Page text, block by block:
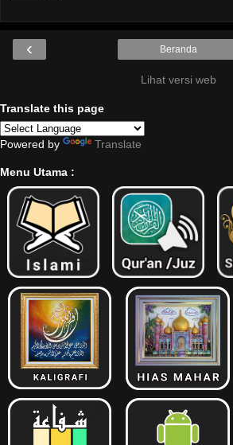
‹ Beranda
Lihat versi web
Translate this page
Powered by Translate
Menu Utama :